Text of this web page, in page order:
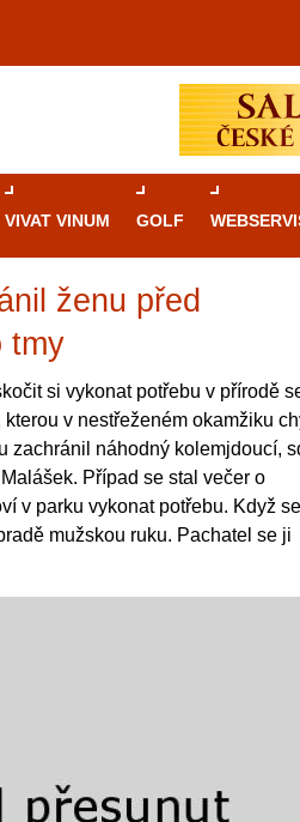
VIVAT VINUM GOLF
ženu před
tmy
si vykonat potřebu v přírodě
v nestřeženém okamžiku
zachránil náhodný kolemjdoucí,
Případ se stal večer o
v parku vykonat potřebu. Když se
mužskou ruku. Pachatel se ji
kasinovými hrami v Brně:
video automaty
známým pro zajímavé památky,
divadla a univerzity. Mimo jiné je
kde si můžete legálně a bezpečně
hry. V neustále kvetoucí
naleznete širokou nabídku her od
po moderní automaty jak pro